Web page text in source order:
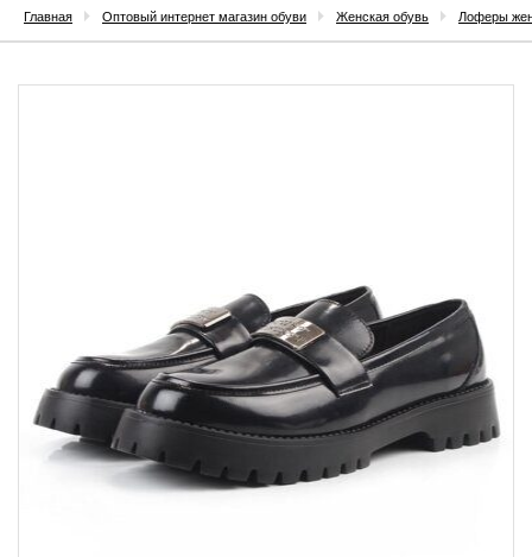
Главная Оптовый интернет магазин обуви Женская обувь Лоферы